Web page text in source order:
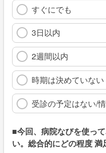
すぐにでも
3日以内
2週間以内
時期は決めていない
受診の予定はない/
■今回、病院なびを使っ
い。総合的にどの程度 満